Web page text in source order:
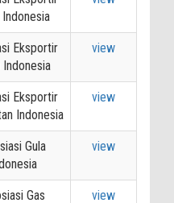
Eksportir
Indonesia
view
Eksportir
Indonesia
view
Gula
view
Gas
view